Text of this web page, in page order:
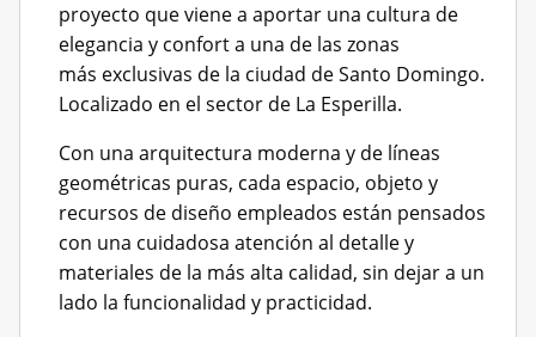
proyecto que viene a aportar una cultura de
elegancia y confort a una de las zonas
más exclusivas de la ciudad de Santo Domingo.
Localizado en el sector de La Esperilla.
Con una arquitectura moderna y de líneas
geométricas puras, cada espacio, objeto y
recursos de diseño empleados están pensados
con una cuidadosa atención al detalle y
materiales de la más alta calidad, sin dejar a un
lado la funcionalidad y practicidad.